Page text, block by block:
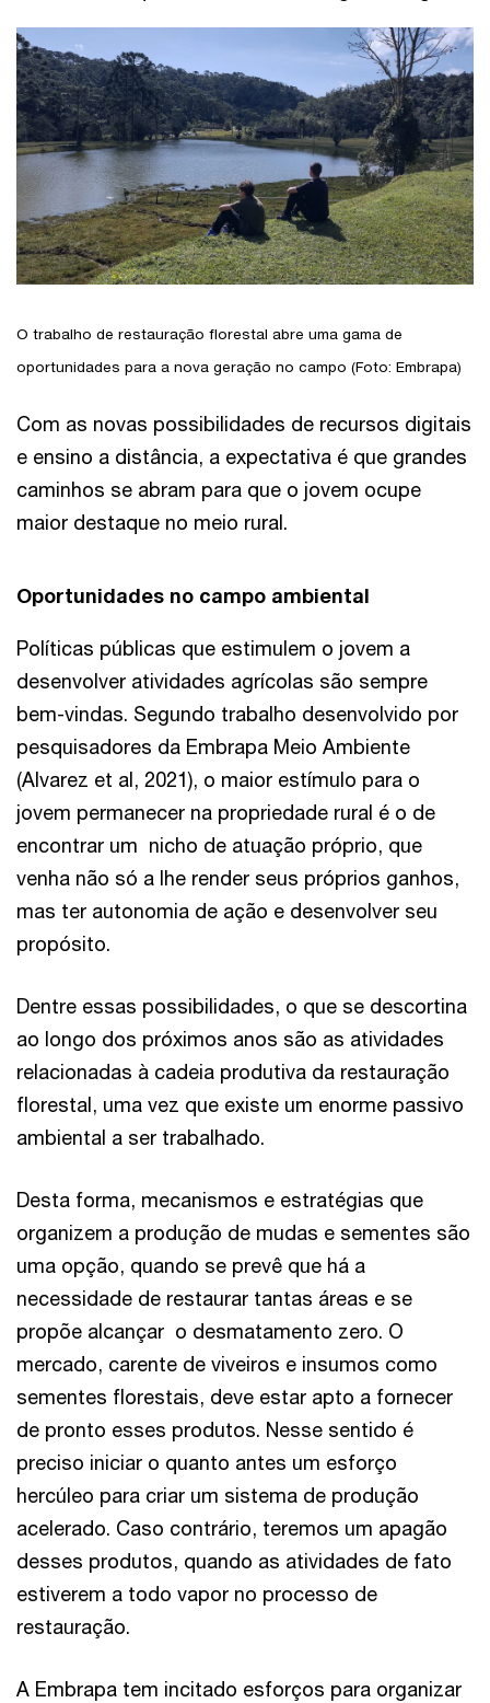
O trabalho de restauração florestal abre uma gama de
oportunidades para a nova geração no campo (Foto: Embrapa)
Com as novas possibilidades de recursos digitais
e ensino a distância, a expectativa é que grandes
caminhos se abram para que o jovem ocupe
maior destaque no meio rural.
Oportunidades no campo ambiental
Políticas públicas que estimulem o jovem a
desenvolver atividades agrícolas são sempre
bem-vindas. Segundo trabalho desenvolvido por
pesquisadores da Embrapa Meio Ambiente
(Alvarez et al, 2021), o maior estímulo para o
jovem permanecer na propriedade rural é o de
encontrar um nicho de atuação próprio, que
venha não só a lhe render seus próprios ganhos,
mas ter autonomia de ação e desenvolver seu
propósito.
Dentre essas possibilidades, o que se descortina
ao longo dos próximos anos são as atividades
relacionadas à cadeia produtiva da restauração
florestal, uma vez que existe um enorme passivo
ambiental a ser trabalhado.
Desta forma, mecanismos e estratégias que
organizem a produção de mudas e sementes são
uma opção, quando se prevê que há a
necessidade de restaurar tantas áreas e se
propõe alcançar o desmatamento zero. O
mercado, carente de viveiros e insumos como
sementes florestais, deve estar apto a fornecer
de pronto esses produtos. Nesse sentido é
preciso iniciar o quanto antes um esforço
hercúleo para criar um sistema de produção
acelerado. Caso contrário, teremos um apagão
desses produtos, quando as atividades de fato
estiverem a todo vapor no processo de
restauração.
A Embrapa tem incitado esforços para organizar